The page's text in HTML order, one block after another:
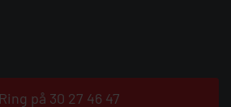
Ring på 30 27 46 47